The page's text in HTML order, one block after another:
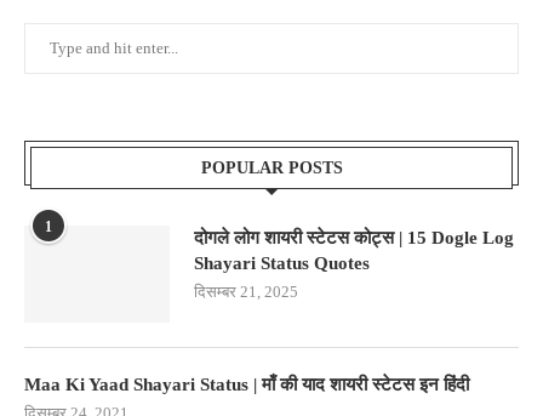
POPULAR POSTS
1
दोगले लोग शायरी स्टेटस कोट्स | 15 Dogle Log
Shayari Status Quotes
दिसम्बर 21, 2025
Maa Ki Yaad Shayari Status | माँ की याद शायरी स्टेटस इन हिंदी